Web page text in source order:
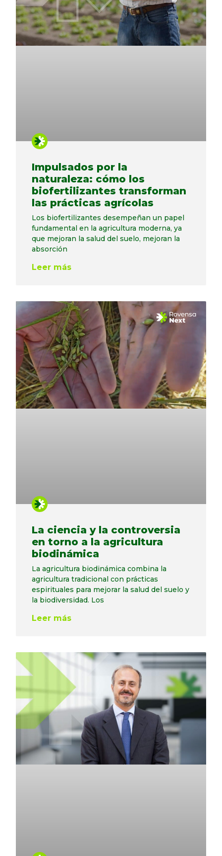
Impulsados ​​por la
naturaleza: cómo los
biofertilizantes transforman
las prácticas agrícolas
Los biofertilizantes desempeñan un papel
fundamental en la agricultura moderna, ya
que mejoran la salud del suelo, mejoran la
absorción
Leer más
La ciencia y la controversia
en torno a la agricultura
biodinámica
La agricultura biodinámica combina la
agricultura tradicional con prácticas
espirituales para mejorar la salud del suelo y
la biodiversidad. Los
Leer más